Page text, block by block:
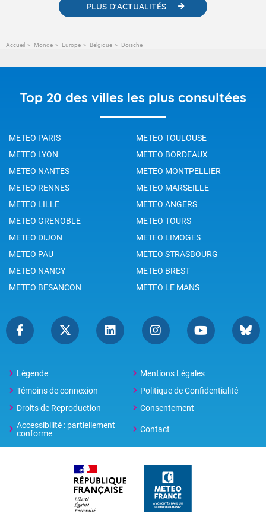
PLUS D'ACTUALITÉS
Accueil Monde Europe Belgique Doische
Top 20 des villes les plus consultées
METEO PARIS
METEO TOULOUSE
METEO LYON
METEO BORDEAUX
METEO NANTES
METEO MONTPELLIER
METEO RENNES
METEO MARSEILLE
METEO LILLE
METEO ANGERS
METEO GRENOBLE
METEO TOURS
METEO DIJON
METEO LIMOGES
METEO PAU
METEO STRASBOURG
METEO NANCY
METEO BREST
METEO BESANCON
METEO LE MANS
Légende
Mentions Légales
Témoins de connexion
Politique de Confidentialité
Droits de Reproduction
Consentement
Accessibilité : partiellement
conforme
Contact